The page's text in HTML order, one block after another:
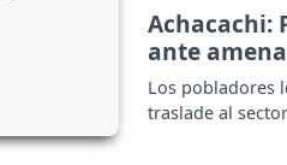
Achacachi:
ante
Los pobladores
traslade al